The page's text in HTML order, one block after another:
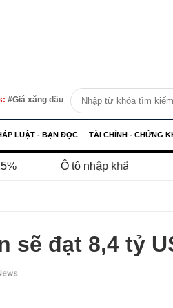
Giá xăng dầu
LUẬT - BẠN ĐỌC TÀI CHÍNH - CHỨNG
nhập khẩu lập kỷ lục trong
sẽ đạt 8,4 tỷ